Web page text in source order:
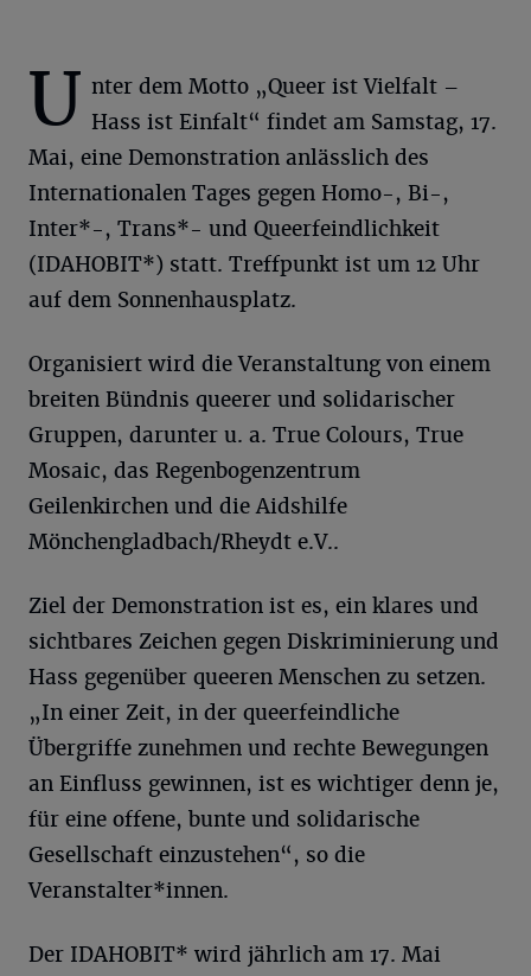
U nter dem Motto „Queer ist Vielfalt –
Hass ist Einfalt“ findet am Samstag, 17.
Mai, eine Demonstration anlässlich des
Internationalen Tages gegen Homo-, Bi-,
Inter*-, Trans*- und Queerfeindlichkeit
(IDAHOBIT*) statt. Treffpunkt ist um 12 Uhr
auf dem Sonnenhausplatz.
Organisiert wird die Veranstaltung von einem
breiten Bündnis queerer und solidarischer
Gruppen, darunter u. a. True Colours, True
Mosaic, das Regenbogenzentrum
Geilenkirchen und die Aidshilfe
Mönchengladbach/Rheydt e.V..
Ziel der Demonstration ist es, ein klares und
sichtbares Zeichen gegen Diskriminierung und
Hass gegenüber queeren Menschen zu setzen.
„In einer Zeit, in der queerfeindliche
Übergriffe zunehmen und rechte Bewegungen
an Einfluss gewinnen, ist es wichtiger denn je,
für eine offene, bunte und solidarische
Gesellschaft einzustehen“, so die
Veranstalter*innen.
Der IDAHOBIT* wird jährlich am 17. Mai